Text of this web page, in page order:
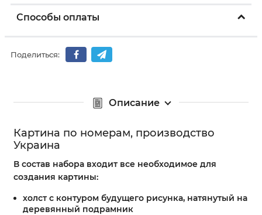
Способы оплаты
Поделиться:
Описание
Картина по номерам, производство
Украина
В состав набора входит все необходимое для
создания картины:
холст с контуром будущего рисунка, натянутый на
деревянный подрамник